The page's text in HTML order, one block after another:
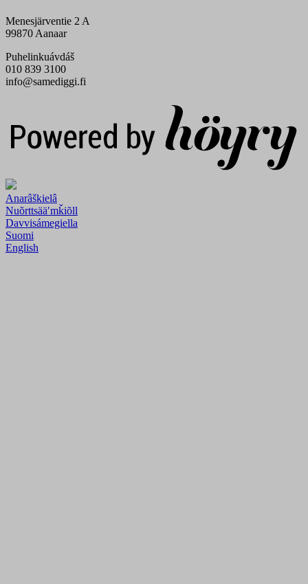
Menesjärventie 2 A
99870 Aanaar
Puhelinkuávdáš
010 839 3100
info@samediggi.fi
Anarâškielâ
Nuõrttsääʹmǩiõll
Davvisámegiella
Suomi
English